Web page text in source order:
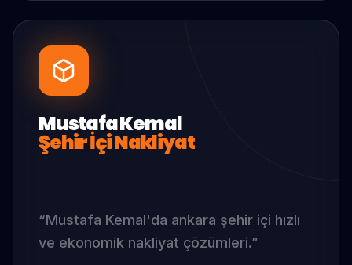
Mustafa Kemal
Şehir İçi Nakliyat
“Mustafa Kemal'da ankara şehir içi hızlı
ve ekonomik nakliyat çözümleri.”